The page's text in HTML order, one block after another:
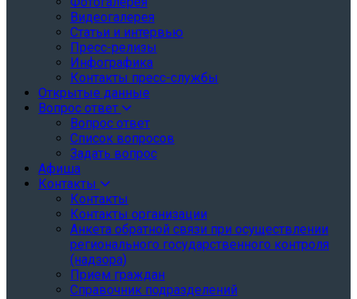
Видеогалерея
Статьи и интервью
Пресс-релизы
Инфографика
Контакты пресс-службы
Открытые данные
Вопрос ответ
Вопрос ответ
Список вопросов
Задать вопрос
Афиша
Контакты
Контакты
Контакты организации
Анкета обратной связи при осуществлении
регионального государственного контроля
(надзора)
Прием граждан
Справочник подразделений